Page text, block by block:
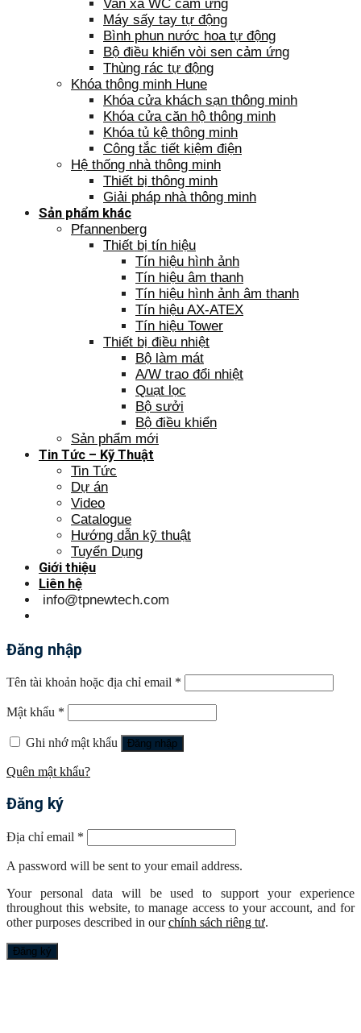
Van xả WC cảm ứng
Máy sấy tay tự động
Bình phun nước hoa tự động
Bộ điều khiển vòi sen cảm ứng
Thùng rác tự động
Khóa thông minh Hune
Khóa cửa khách sạn thông minh
Khóa cửa căn hộ thông minh
Khóa tủ kệ thông minh
Công tắc tiết kiệm điện
Hệ thống nhà thông minh
Thiết bị thông minh
Giải pháp nhà thông minh
Sản phẩm khác
Pfannenberg
Thiết bị tín hiệu
Tín hiệu hình ảnh
Tín hiệu âm thanh
Tín hiệu hình ảnh âm thanh
Tín hiệu AX-ATEX
Tín hiệu Tower
Thiết bị điều nhiệt
Bộ làm mát
A/W trao đổi nhiệt
Quạt lọc
Bộ sưởi
Bộ điều khiển
Sản phẩm mới
Tin Tức – Kỹ Thuật
Tin Tức
Dự án
Video
Catalogue
Hướng dẫn kỹ thuật
Tuyển Dụng
Giới thiệu
Liên hệ
info@tpnewtech.com
Đăng nhập
Tên tài khoản hoặc địa chỉ email *
Mật khẩu *
Ghi nhớ mật khẩu Đăng nhập
Quên mật khẩu?
Đăng ký
Địa chỉ email *
A password will be sent to your email address.
Your personal data will be used to support your experience
throughout this website, to manage access to your account, and for
other purposes described in ourchính sách riêng tư.
Đăng ký